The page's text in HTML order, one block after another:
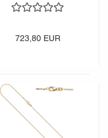
723,80 EUR